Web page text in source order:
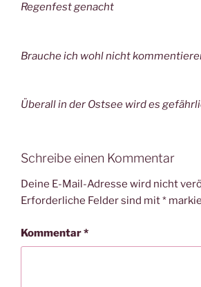
Regenfest genacht
Brauche ich wohl nicht
Überall in der Ostsee wird es
Schreibe einen Kommentar
Deine E-Mail-Adresse wird nicht
Erforderliche Felder sind mit*
Kommentar*